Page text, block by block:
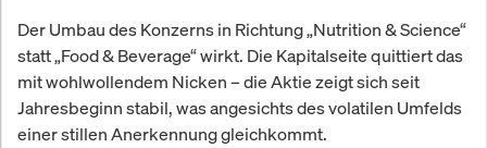
Der Umbau des Konzerns in Richtung „Nutrition & Science“
statt „Food & Beverage“ wirkt. Die Kapitalseite quittiert das
mit wohlwollendem Nicken – die Aktie zeigt sich seit
Jahresbeginn stabil, was angesichts des volatilen Umfelds
einer stillen Anerkennung gleichkommt.